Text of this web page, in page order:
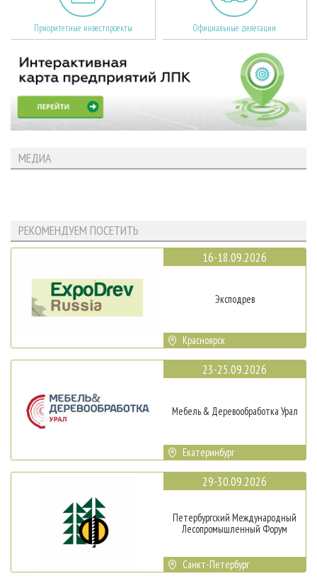
Приоритетные инвестпроекты Официальные делегации
МЕДИА
РЕКОМЕНДУЕМ ПОСЕТИТЬ
16-18.09.2026
Эксподрев
Красноярск
23-25.09.2026
Мебель & Деревообработка Урал
Екатеринбург
29-30.09.2026
Петербургский Международный
Лесопромышленный Форум
Санкт-Петербург